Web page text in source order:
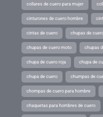
collares de cuero para mujer
cinturones de cuero hombre
cintas de cuero chupas de
chupas de cuero moto chupas
chupa de cuero roja chupa de
chupa de cuero chumpas de
chompas de cuero para hombre
chaquetas para hombres de cuero